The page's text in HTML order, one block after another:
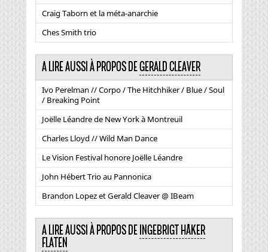
Craig Taborn et la méta-anarchie
Ches Smith trio
A LIRE AUSSI À PROPOS DEGERALD CLEAVER
Ivo Perelman // Corpo / The Hitchhiker / Blue / Soul
/ Breaking Point
Joëlle Léandre de New York à Montreuil
Charles Lloyd // Wild Man Dance
Le Vision Festival honore Joëlle Léandre
John Hébert Trio au Pannonica
Brandon Lopez et Gerald Cleaver @ IBeam
A LIRE AUSSI À PROPOS DEINGEBRIGT HÅKER
FLATEN